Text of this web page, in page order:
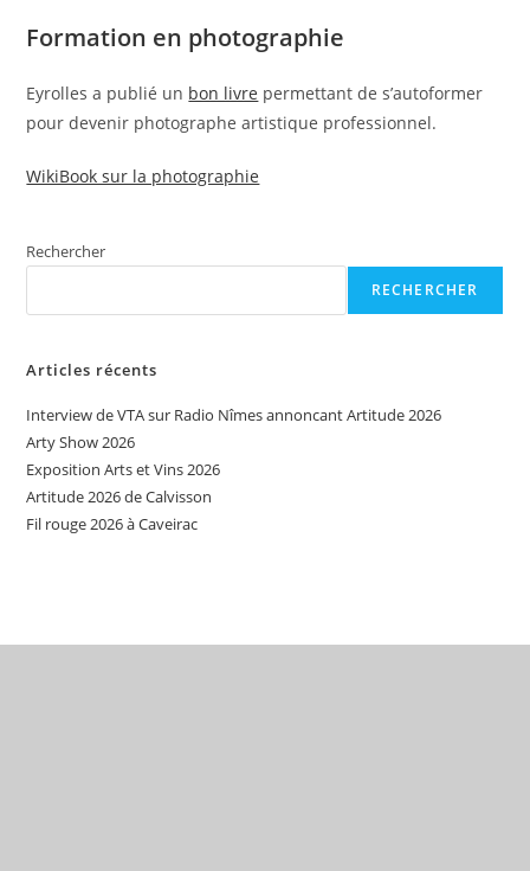
Formation en photographie
Eyrolles a publié un bon livre permettant de s’autoformer
pour devenir photographe artistique professionnel.
WikiBook sur la photographie
Rechercher
RECHERCHER
Articles récents
Interview de VTA sur Radio Nîmes annoncant Artitude 2026
Arty Show 2026
Exposition Arts et Vins 2026
Artitude 2026 de Calvisson
Fil rouge 2026 à Caveirac